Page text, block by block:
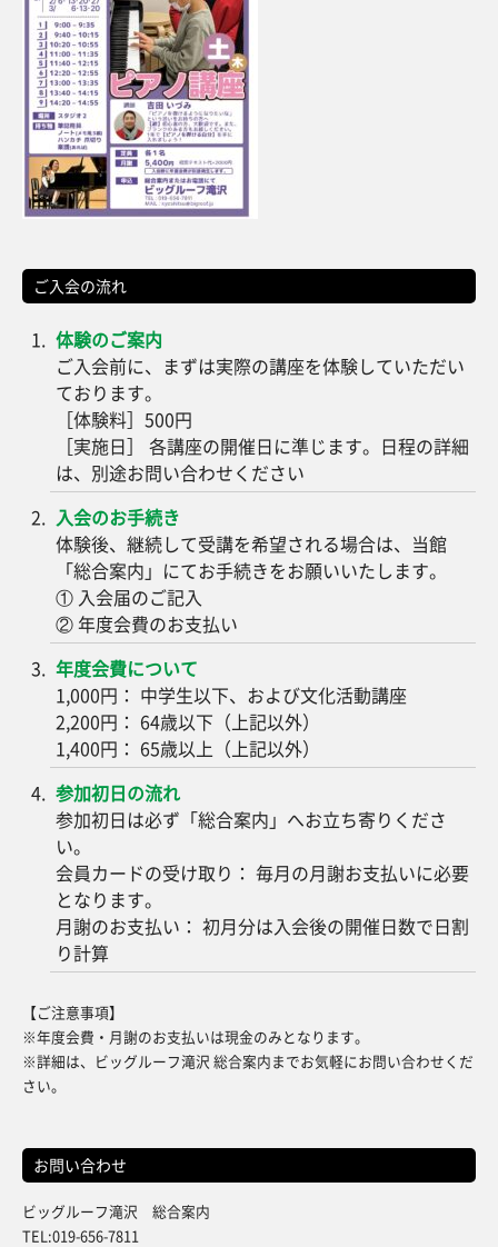
ご入会の流れ
体験のご案内
ご入会前に、まずは実際の講座を体験していただい
ております。
［体験料］500円
［実施日］ 各講座の開催日に準じます。日程の詳細
は、別途お問い合わせください
入会のお手続き
体験後、継続して受講を希望される場合は、当館
「総合案内」にてお手続きをお願いいたします。
① 入会届のご記入
② 年度会費のお支払い
年度会費について
1,000円： 中学生以下、および文化活動講座
2,200円： 64歳以下（上記以外）
1,400円： 65歳以上（上記以外）
参加初日の流れ
参加初日は必ず「総合案内」へお立ち寄りくださ
い。
会員カードの受け取り： 毎月の月謝お支払いに必要
となります。
月謝のお支払い： 初月分は入会後の開催日数で日割
り計算
【ご注意事項】
※年度会費・月謝のお支払いは現金のみとなります。
※詳細は、ビッグルーフ滝沢 総合案内までお気軽にお問い合わせくだ
さい。
お問い合わせ
ビッグルーフ滝沢 総合案内
TEL:019-656-7811